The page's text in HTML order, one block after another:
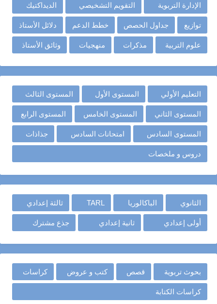
الإدارة التربوية التقويم التشخيصي الديداكتيك
توازيع جداول الحصص خطط الدعم دلائل الأستاذ
علوم التربية مذكرات منهجيات وثائق الأستاذ
التعليم الأولي المستوى الأول المستوى الثالث
المستوى الثاني المستوى الخامس المستوى الرابع
المستوى السادس امتحانات السادس جذاذات
دروس و ملخصات
الثانوي الباكالوريا TARL ثالثة إعدادي
أولى إعدادي ثانية إعدادي جذع مشترك
بحوث تربوية قصص كتب و عروض كراسات
كراسات الكتابة